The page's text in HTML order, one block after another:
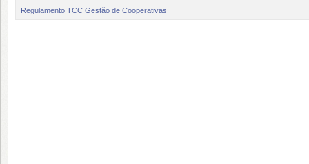
Regulamento TCC Gestão de Cooperativas